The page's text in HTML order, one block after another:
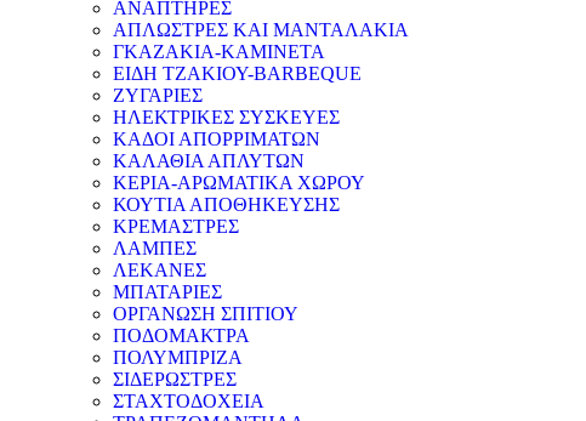
ΑΝΑΠΤΗΡΕΣ
ΑΠΛΩΣΤΡΕΣ ΚΑΙ ΜΑΝΤΑΛΑΚΙΑ
ΓΚΑΖΑΚΙΑ-ΚΑΜΙΝΕΤΑ
ΕΙΔΗ ΤΖΑΚΙΟΥ-BARBEQUE
ΖΥΓΑΡΙΕΣ
ΗΛΕΚΤΡΙΚΕΣ ΣΥΣΚΕΥΕΣ
ΚΑΔΟΙ ΑΠΟΡΡΙΜΑΤΩΝ
ΚΑΛΑΘΙΑ ΑΠΛΥΤΩΝ
ΚΕΡΙΑ-ΑΡΩΜΑΤΙΚΑ ΧΩΡΟΥ
ΚΟΥΤΙΑ ΑΠΟΘΗΚΕΥΣΗΣ
ΚΡΕΜΑΣΤΡΕΣ
ΛΑΜΠΕΣ
ΛΕΚΑΝΕΣ
ΜΠΑΤΑΡΙΕΣ
ΟΡΓΑΝΩΣΗ ΣΠΙΤΙΟΥ
ΠΟΔΟΜΑΚΤΡΑ
ΠΟΛΥΜΠΡΙΖΑ
ΣΙΔΕΡΩΣΤΡΕΣ
ΣΤΑΧΤΟΔΟΧΕΙΑ